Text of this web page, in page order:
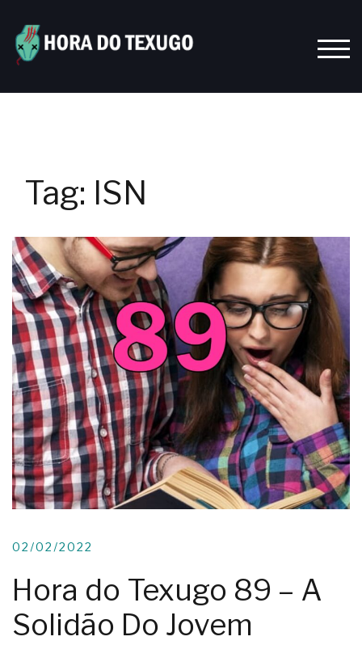
content
Tag: ISN
02/02/2022
Hora do Texugo 89 – A
Solidão Do Jovem